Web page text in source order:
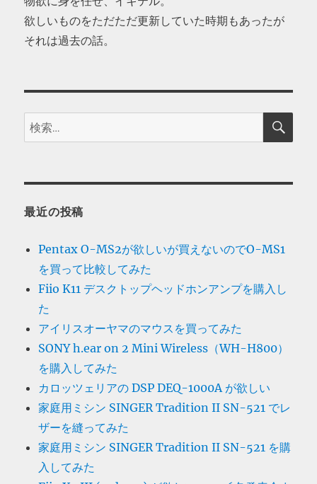
欲しいものをただただ更新していた時期もあったが
それは過去の話。
検
索:
検
最近の投稿
Pentax O-MS2が欲しいが買えないのでO-MS1
を買って比較してみた
Fiio K11 デスクトップヘッドホンアンプを購入し
た
アイリスオーヤマのマウスを買ってみた
SONY h.ear on 2 Mini Wireless（WH-H800）
を購入してみた
カロッツェリアの DSP DEQ-1000A が欲しい
家庭用ミシン SINGER Tradition II SN-521 でレ
ザーを縫ってみた
家庭用ミシン SINGER Tradition II SN-521 を購
入してみた